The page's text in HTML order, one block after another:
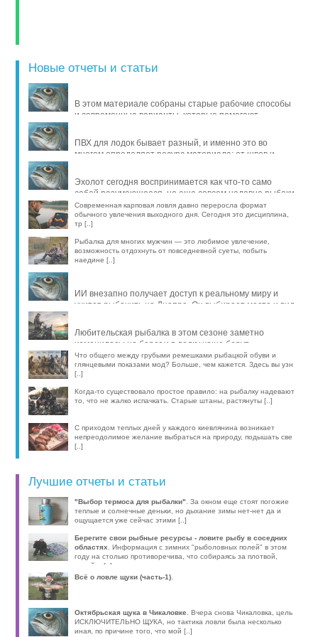
Новые отчеты и статьи
В этом материале собраны старые рабочие способы
и современные варианты, которые помогают
ПВХ для лодок бывает разный, и именно это во
многом определяет ресурс материала: от швов и
Эхолот сегодня воспринимается как что-то само
собой разумеющееся, но еще совсем недавно рыбаки
обходились б [..]
Современная карповая ловля давно переросла формат
обычного увлечения выходного дня. Сегодня это дисциплина,
тр [..]
Рыбалка для многих мужчин — это любимое увлечение,
возможность отдохнуть от повседневной суеты, побыть
наедине [..]
ИИ внезапно получает доступ к реальному миру и
учится рыбачить на Днепре. Он выбирает место и вид
Любительская рыбалка в этом сезоне заметно
изменилась: на берег и в лодку чаще берут
компактные эхолоты, об [..]
Что общего между грубыми ремешками рыбацкой обуви и
глянцевыми показами мод? Больше, чем кажется. Здесь вы узн
[..]
Когда-то существовало простое правило: на рыбалку надевают
то, что не жалко испачкать. Старые штаны, растянуты [..]
С приходом теплых дней у каждого киевлянина возникает
непреодолимое желание выбраться на природу, подышать све
[..]
Лучшие отчеты и статьи
"Выбор термоса для рыбалки". За окном еще стоят погожие
теплые и солнечные деньки, но дыхание зимы нет-нет да и
ощущается уже сейчас этими [..]
Берегите свои рыбные ресурсы - ловите рыбу в соседних
областях
. Информация с зимних "рыболовных полей" в этом
году на столько противоречива, что собираясь за плотвой,
волей-н [..]
Всё о ловле щуки (часть-1)
Октябрьская щука в Чикаловке. Вчера снова Чикаловка, цель
ИСКЛЮЧИТЕЛЬНО ЩУКА, но тактика ловли была несколько
иная, по причине того, что мой [..]